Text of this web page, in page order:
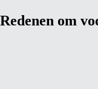
Redenen om